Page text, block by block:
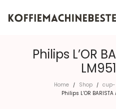
Philips L’OR
Home / Shop / cup-
Philips L’OR